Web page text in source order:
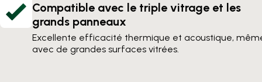
Compatible avec le triple vitrage et les
grands panneaux
Excellente efficacité thermique et acoustique,
avec de grandes surfaces vitrées.